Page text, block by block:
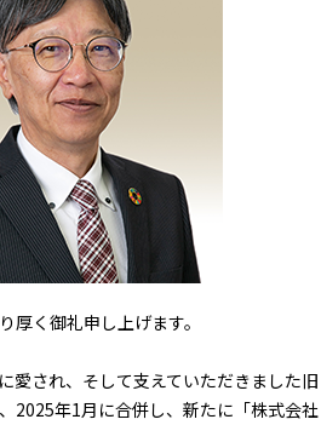
厚く御礼申し上げます。
愛され、そして支えていただきました旧
2025年1月に合併し、新たに「株式会社